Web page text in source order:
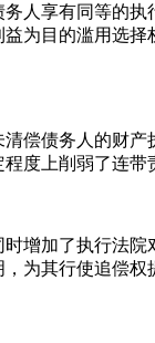
人享有同等的
为目的滥用选
偿债务人的财
度上削弱了连带
增加了执行法
为其行使追偿